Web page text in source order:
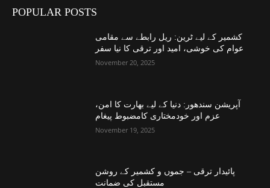
POPULAR POSTS
کشمیر کے لیے ٹرین: ریل رابطے سے مقامی
عوام کی خوشی، امید اور ترقی کا نیا سفر
November 20, 2025
آپریشن سندھور: دنیا کے لیے بھارت کا امن،
عزم اور خودمختاری کامضبوط پیغام
November 19, 2025
پائیدار ترقی – جموں و کشمیر کے روشن
مستقبل کی ضمانت